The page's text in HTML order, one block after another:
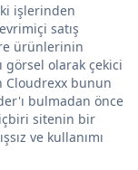
işlerinden
satış
ürünlerinin
görsel olarak çekici
Cloudrexx bunun
bulmadan önce
sitenin bir
ve kullanımı